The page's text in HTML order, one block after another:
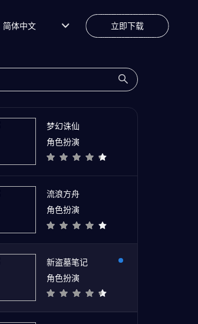
简体中文 立即下载
梦幻诛仙
角色扮演
流浪方舟
角色扮演
新盗墓笔记
角色扮演